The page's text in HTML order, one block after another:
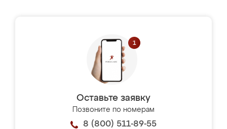
Оставьте заявку
Позвоните по номерам
8 (800) 511-89-55